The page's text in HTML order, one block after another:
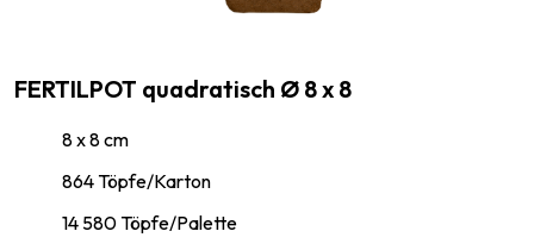
FERTILPOT quadratisch Ø 8 x 8
8 x 8 cm
864 Töpfe/Karton
14 580 Töpfe/Palette